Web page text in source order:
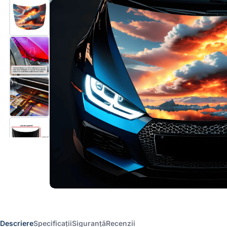
DescriereSpecificațiiSiguranțăRecenzii